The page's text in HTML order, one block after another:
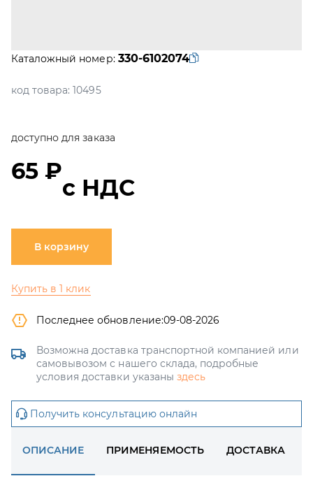
Каталожный номер: 330-6102074
код товара: 10495
доступно для заказа
65 ₽
с НДС
В корзину
Купить в 1 клик
Последнее обновление:09-08-2026
Возможна доставка транспортной компанией или
самовывозом с нашего склада, подробные
условия доставки указаны здесь
Получить консультацию онлайн
ОПИСАНИЕ ПРИМЕНЯЕМОСТЬ ДОСТАВКА